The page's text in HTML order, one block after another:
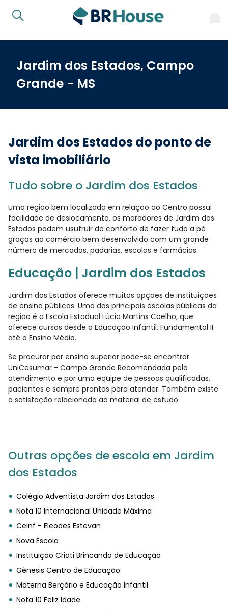
Jardim dos Estados, Campo
Grande - MS
Jardim dos Estados do ponto de
vista imobiliário
Tudo sobre o Jardim dos Estados
Uma região bem localizada em relação ao Centro possui
facilidade de deslocamento, os moradores de Jardim dos
Estados podem usufruir do conforto de fazer tudo a pé
graças ao comércio bem desenvolvido com um grande
número de mercados, padarias, escolas e farmácias.
Educação | Jardim dos Estados
Jardim dos Estados oferece muitas opções de instituições
de ensino públicas. Uma das principais escolas públicas da
região é a Escola Estadual Lúcia Martins Coelho, que
oferece cursos desde a Educação Infantil, Fundamental II
até o Ensino Médio.
Se procurar por ensino superior pode-se encontrar
UniCesumar - Campo Grande Recomendada pelo
atendimento e por uma equipe de pessoas qualificadas,
pacientes e sempre prontas para atender. Também existe
a satisfação relacionada ao material de estudo.
Outras opções de escola em Jardim
dos Estados
Colégio Adventista Jardim dos Estados
Nota 10 Internacional Unidade Máxima
Ceinf - Eleodes Estevan
Nova Escola
Instituição Criati Brincando de Educação
Gênesis Centro de Educação
Materna Berçário e Educação Infantil
Nota 10 Feliz Idade